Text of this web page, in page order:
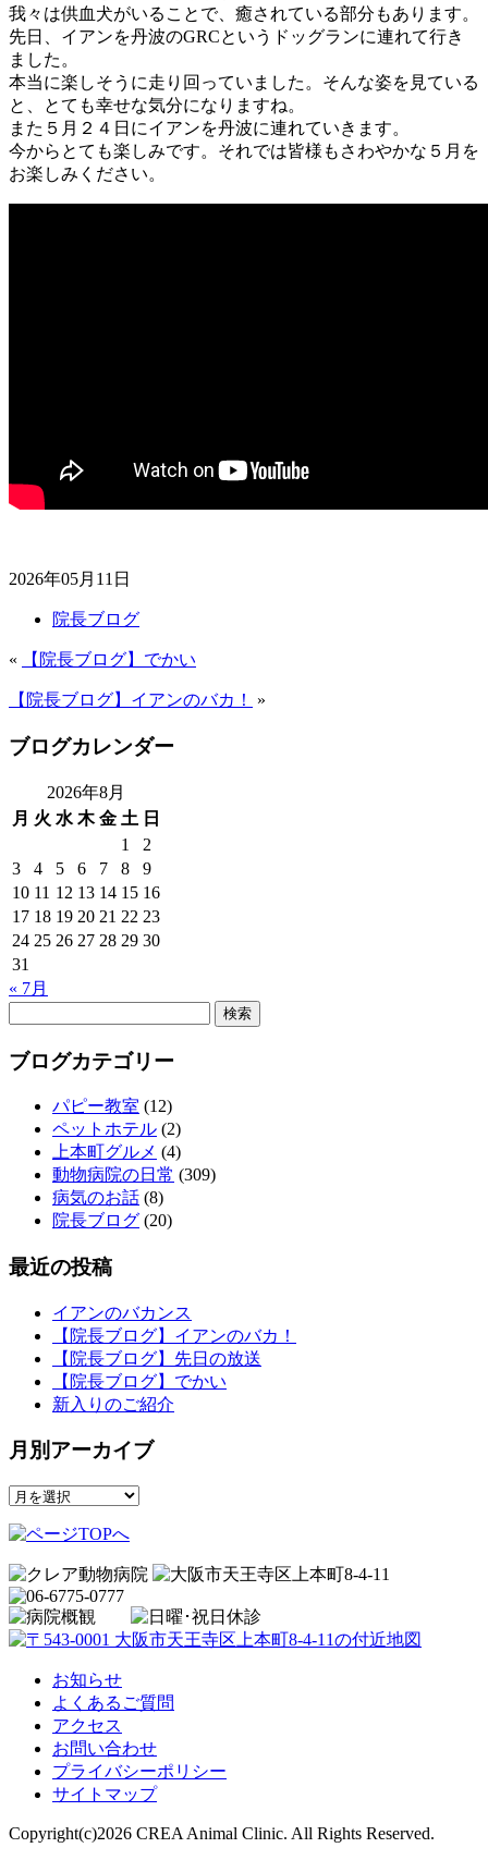
我々は供血犬がいることで、癒されている部分もあります。
先日、イアンを丹波のGRCというドッグランに連れて行き
ました。
本当に楽しそうに走り回っていました。そんな姿を見ている
と、とても幸せな気分になりますね。
また５月２４日にイアンを丹波に連れていきます。
今からとても楽しみです。それでは皆様もさわやかな５月を
お楽しみください。
2026年05月11日
院長ブログ
« 【院長ブログ】でかい
【院長ブログ】イアンのバカ！ »
ブログカレンダー
2026年8月
月 火 水 木 金 土 日
1
2
3
4 5 6 7 8
9
10 11 12 13 14 15 16
17 18 19 20 21 22 23
24 25 26 27 28 29 30
31
« 7月
ブログカテゴリー
パピー教室 (12)
ペットホテル (2)
上本町グルメ (4)
動物病院の日常 (309)
病気のお話 (8)
院長ブログ (20)
最近の投稿
イアンのバカンス
【院長ブログ】イアンのバカ！
【院長ブログ】先日の放送
【院長ブログ】でかい
新入りのご紹介
月別アーカイブ
月
ア
ー
カ
イ
ブ
お知らせ
よくあるご質問
アクセス
お問い合わせ
プライバシーポリシー
サイトマップ
Copyright(c)2026 CREA Animal Clinic. All Rights Reserved.